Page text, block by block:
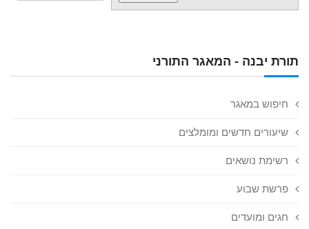
תורת יבנה - המאגר התורני
חיפוש במאגר
שיעורים חדשים ומומלצים
רשימת נושאים
פרשת שבוע
חגים ומועדים